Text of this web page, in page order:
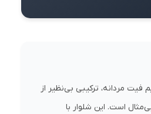
فیت مردانه، ترکیبی بی‌نظیر از
است. این شلوار با